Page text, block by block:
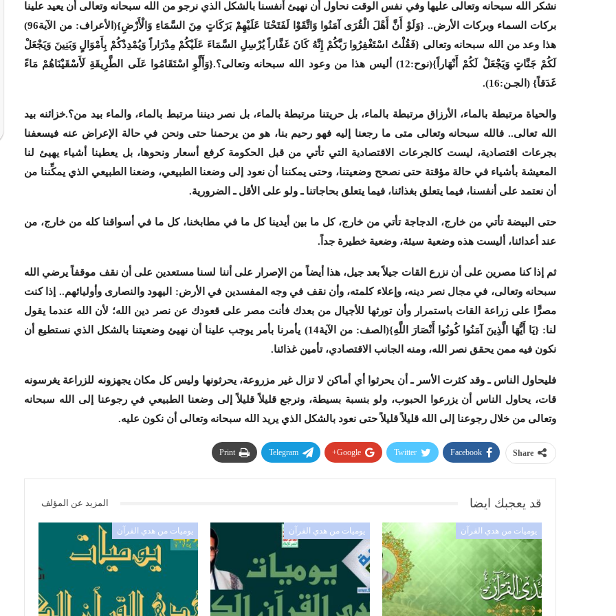
نشكر الله سبحانه وتعالى عليها وفي نفس الوقت نحاول أن نهيئ أنفسنا بالشكل الذي نرجو من الله سبحانه وتعالى أن يعيد علينا
بركات السماء وبركات الأرض.. {وَلَوْ أَنَّ أَهْلَ الْقُرَى آمَنُوا وَاتَّقَوْا لَفَتَحْنَا عَلَيْهِمْ بَرَكَاتٍ مِنَ السَّمَاءِ وَالْأَرْضِ}(الأعراف: من الآية96)
هذا وعد من الله سبحانه وتعالى {فَقُلْتُ اسْتَغْفِرُوا رَبَّكُمْ إِنَّهُ كَانَ غَفَّاراً يُرْسِلِ السَّمَاءَ عَلَيْكُمْ مِدْرَاراً وَيُمْدِدْكُمْ بِأَمْوَالٍ وَبَنِينَ وَيَجْعَلْ
لَكُمْ جَنَّاتٍ وَيَجْعَلْ لَكُمْ أَنْهَاراً}(نوح:12)
أليس هذا من وعود الله سبحانه وتعالى؟.{وَأَلَّوِ اسْتَقَامُوا عَلَى الطَّرِيقَةِ لَأَسْقَيْنَاهُمْ مَاءً
غَدَقاً} (الجـن:16) .
والحياة مرتبطة بالماء، الأرزاق مرتبطة بالماء، بل حريتنا مرتبطة بالماء، بل نصر ديننا مرتبط بالماء، والماء بيد من؟.خزائنه بيد
الله تعالى.. فالله سبحانه وتعالى متى ما رجعنا إليه فهو رحيم بنا، هو من يرحمنا حتى ونحن في حالة الإعراض عنه فيسعفنا
بجرعات اقتصادية، ليست كالجرعات الاقتصادية التي تأتي من قبل الحكومة كرفع أسعار ونحوها، بل يعطينا أشياء يهيئ لنا
المعيشة بأشياء في حالة مؤقتة حتى نصحح وضعيتنا، وحتى يمكننا أن نعود إلى وضعنا الطبيعي، وضعنا الطبيعي الذي يمكِّننا من
أن نعتمد على أنفسنا، فيما يتعلق بغذائنا، فيما يتعلق بحاجاتنا ـ ولو على الأقل ـ الضرورية.
حتى البيضة تأتي من خارج، الدجاجة تأتي من خارج، كل ما بين أيدينا كل ما في مطابخنا، كل ما في أسواقنا كله من خارج، من
عند أعدائنا، أليست هذه وضعية سيئة، وضعية خطيرة جداً.
ثم إذا كنا مصرين على أن نزرع القات جيلاً بعد جيل، هذا أيضاً من الإصرار على أننا لسنا مستعدين على أن نقف موقفاً يرضي الله
سبحانه وتعالى، في مجال نصر دينه، وإعلاء كلمته، وأن نقف في وجه المفسدين في الأرض: اليهود والنصارى وأوليائهم.. إذا كنت
مصرًّا على زراعة القات باستمرار وأن تورثها للأجيال من بعدك فأنت مصر على قعودك عن نصر دين الله؛ لأن الله عندما يقول
لنا: {يَا أَيُّهَا الَّذِينَ آمَنُوا كُونُوا أَنْصَارَ اللَّهِ}(الصف: من الآية14)
يأمرنا بأمر يوجب علينا أن نهيئ وضعيتنا بالشكل الذي نستطيع أن
نكون فيه ممن يحقق نصر الله، ومنه الجانب الاقتصادي، تأمين غذائنا.
فليحاول الناس ـ وقد كثرت الأسر ـ أن يحرثوا أي أماكن لا تزال غير مزروعة، يحرثونها وليس كل مكان يجهزونه للزراعة يغرسونه
قات، يحاول الناس أن يزرعوا الحبوب، ولو بنسبة بسيطة، ونرجع قليلاً قليلاً إلى وضعنا الطبيعي في رجوعنا إلى الله سبحانه
وتعالى من خلال رجوعنا إلى الله قليلاً قليلاً حتى نعود بالشكل الذي يريد الله سبحانه وتعالى أن نكون عليه.
Share
Facebook
Twitter
Google+
Telegram
Print
قد يعجبك ايضا المزيد عن المؤلف
يوميات من هدي القرآن يوميات من هدي القرآن يوميات من هدي القرآن